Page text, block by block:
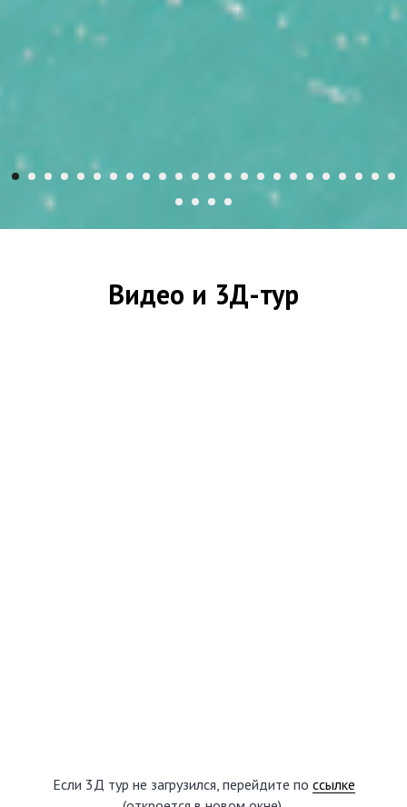
Видео и 3Д-тур
Если 3Д тур не загрузился, перейдите по ссылке